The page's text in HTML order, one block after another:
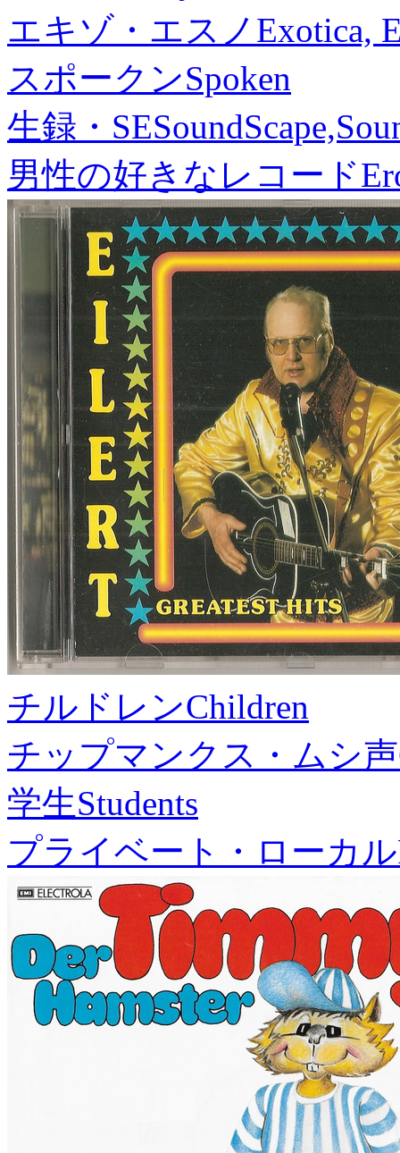
エキゾ・エスノ Exotica,
スポークンSpoken
生録・SE
男性の好きなレコード
チルドレンChildren
チップマンクス・ムシ声
学生Students
プライベート・ローカル